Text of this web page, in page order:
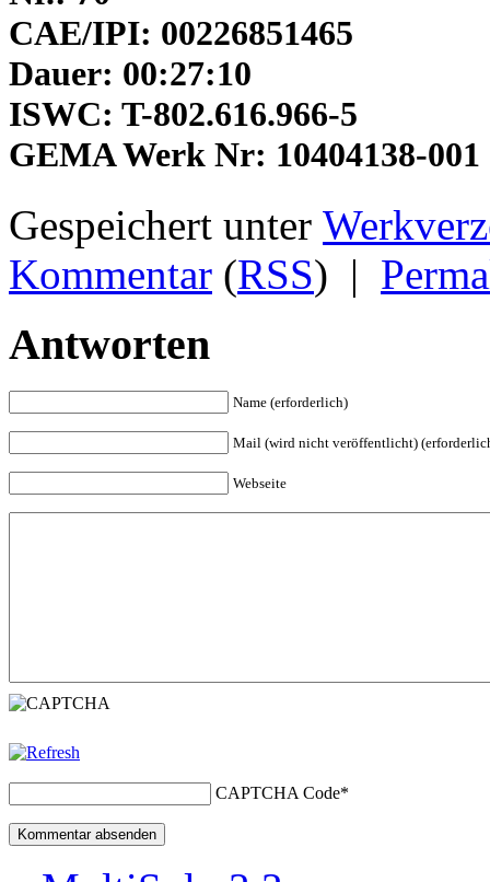
CAE/IPI: 00226851465
Dauer: 00:27:10
ISWC: T-802.616.966-5
GEMA Werk Nr: 10404138-001
Gespeichert unter
Kommentar (RSS) |
Antworten
Name (erforderlich)
Mail (wird nicht veröffentlicht)
Webseite
CAPTCHA Code*